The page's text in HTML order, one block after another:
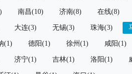
南昌(10) 济南(8) 在线(8)
大连(3) 无锡(3) 珠海(3)
(1) 德阳(1) 徐州(1) 咸阳(1)
济宁(1) 吉林(1) 洛阳(1)